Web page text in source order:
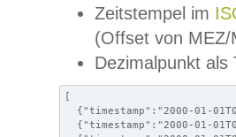
Zeitstempel im
(Offset von MEZ/
Dezimalpunkt als
[
{"timestamp":"2000-01-
{"timestamp":"2000-01-